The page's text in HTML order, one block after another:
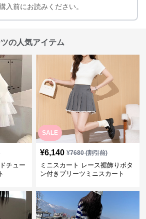
入前にお読みください。
の人気アイテム
チュー
SALE
¥6,140 ¥7680(割引前)
ミニスカート レース裾飾りボタ
ン付きプリーツミニスカート